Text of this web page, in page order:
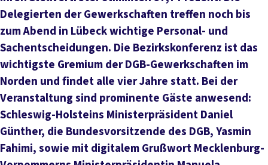
Delegierten der Gewerkschaften treffen noch bis
zum Abend in Lübeck wichtige Personal- und
Sachentscheidungen. Die Bezirkskonferenz ist das
wichtigste Gremium der DGB-Gewerkschaften im
Norden und findet alle vier Jahre statt. Bei der
Veranstaltung sind prominente Gäste anwesend:
Schleswig-Holsteins Ministerpräsident Daniel
Günther, die Bundesvorsitzende des DGB, Yasmin
Fahimi, sowie mit digitalem Grußwort Mecklenburg-